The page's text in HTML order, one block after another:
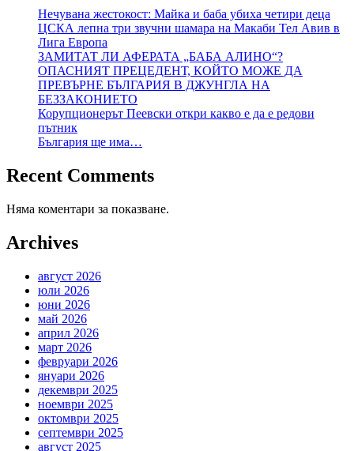
Нечувана жестокост: Майка и баба убиха четири деца
ЦСКА лепна три звучни шамара на Макаби Тел Авив в
Лига Европа
ЗАМИТАТ ЛИ АФЕРАТА „БАБА АЛИНО“?
ОПАСНИЯТ ПРЕЦЕДЕНТ, КОЙТО МОЖЕ ДА
ПРЕВЪРНЕ БЪЛГАРИЯ В ДЖУНГЛА НА
БЕЗЗАКОНИЕТО
Корупционерът Пеевски откри какво е да е редови
пътник
България ще има…
Recent Comments
Няма коментари за показване.
Archives
август 2026
юли 2026
юни 2026
май 2026
април 2026
март 2026
февруари 2026
януари 2026
декември 2025
ноември 2025
октомври 2025
септември 2025
август 2025